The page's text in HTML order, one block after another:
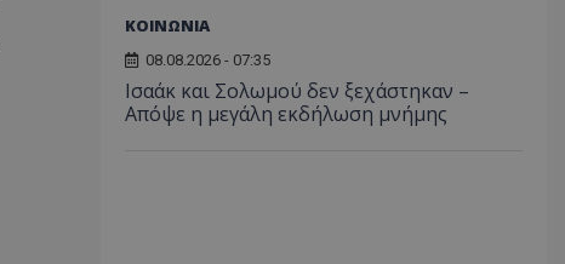
ΚΟΙΝΩΝΙΑ
08.08.2026 - 07:35
Ισαάκ και Σολωμού δεν ξεχάστηκαν –
Απόψε η μεγάλη εκδήλωση μνήμης